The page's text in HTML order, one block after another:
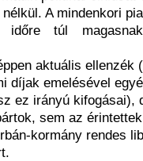
A mindenkori
időre túl
aktuális ellenzék
díjak emelésével
ez irányú kifogásai),
sem az
kormány rendes